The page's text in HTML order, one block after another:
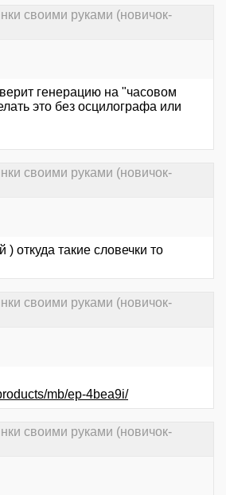
своими руками (новичок-
генерацию на "часовом
это без осцилографа или
своими руками (новичок-
) откуда такие словечки то
своими руками (новичок-
mb/ep-4bea9i/
своими руками (новичок-